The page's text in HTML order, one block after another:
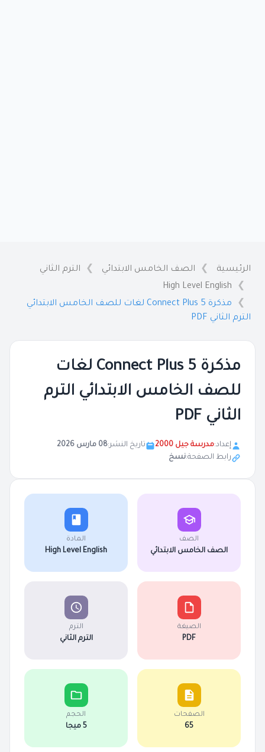
الرئيسية الصف الخامس الابتدائي
الترم الثاني
High Level English
مذكرة Connect Plus 5 لغات للصف الخامس الابتدائي
الترم الثاني PDF
مذكرة Connect Plus 5 لغات
للصف الخامس الابتدائي الترم
الثاني PDF
إعداد:مدرسة جيل 2000 تاريخ النشر:08 مارس 2026
رابط الصفحة:نسخ
الصف
الصف الخامس الابتدائي
المادة
High Level English
الصيغة
PDF
الترم
الترم الثاني
الصفحات
65
الحجم
5 ميجا